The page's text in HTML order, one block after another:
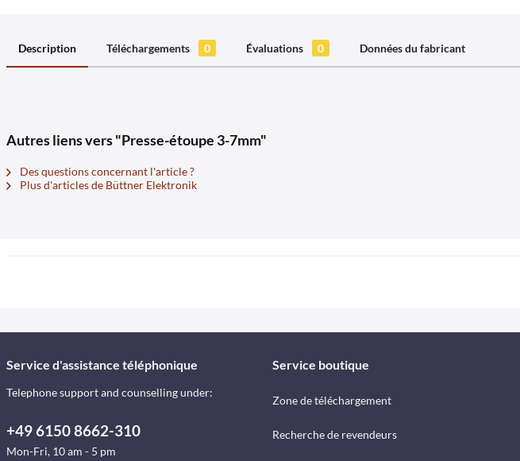
Description Téléchargements 0 Évaluations 0 Données du fabricant
Autres liens vers "Presse-étoupe 3-7mm"
Des questions concernant l'article ?
Plus d'articles de Büttner Elektronik
Service d'assistance téléphonique
Telephone support and counselling under:
+49 6150 8662-310
Mon-Fri, 10 am - 5 pm
Service boutique
Zone de téléchargement
Recherche de revendeurs